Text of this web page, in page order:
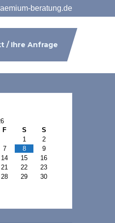
beratung.de
/ Ihre Anfrage
F S
S
1
2
7 8
9
14 15
16
21 22
23
28 29
30